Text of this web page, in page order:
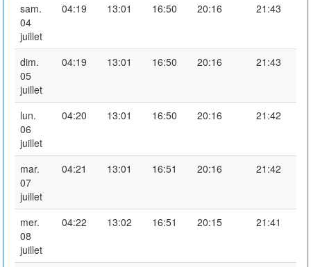
sam.
04
juillet
04:19 13:01 16:50 20:16 21:43
dim.
05
juillet
04:19 13:01 16:50 20:16 21:43
lun.
06
juillet
04:20 13:01 16:50 20:16 21:42
mar.
07
juillet
04:21 13:01 16:51 20:16 21:42
mer.
08
juillet
04:22 13:02 16:51 20:15 21:41